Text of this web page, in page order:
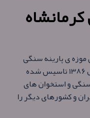
ی پارینه سنگی
خاورمیانه می باشد . این موزه در سال ۱۳۸۶ تاسیس شده
و استخوان‌ های
و کشورهای دیگر را